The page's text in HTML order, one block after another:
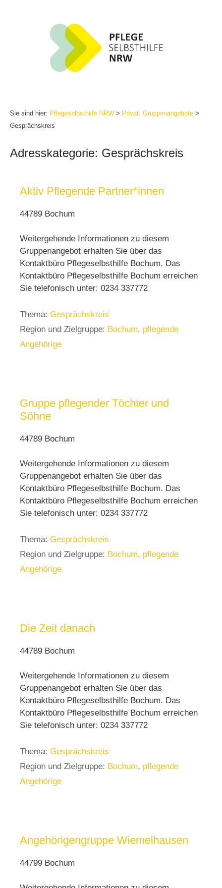
Sie sind hier: Pflegeselbsthilfe NRW > Privat: Gruppenangebote >
Gesprächskreis
Adresskategorie: Gesprächskreis
Aktiv Pflegende Partner*innen
44789 Bochum
Weitergehende Informationen zu diesem
Gruppenangebot erhalten Sie über das
Kontaktbüro Pflegeselbsthilfe Bochum. Das
Kontaktbüro Pflegeselbsthilfe Bochum erreichen
Sie telefonisch unter: 0234 337772
Thema: Gesprächskreis
Region und Zielgruppe: Bochum, pflegende
Angehörige
Gruppe pflegender Töchter und
Söhne
44789 Bochum
Weitergehende Informationen zu diesem
Gruppenangebot erhalten Sie über das
Kontaktbüro Pflegeselbsthilfe Bochum. Das
Kontaktbüro Pflegeselbsthilfe Bochum erreichen
Sie telefonisch unter: 0234 337772
Thema: Gesprächskreis
Region und Zielgruppe: Bochum, pflegende
Angehörige
Die Zeit danach
44789 Bochum
Weitergehende Informationen zu diesem
Gruppenangebot erhalten Sie über das
Kontaktbüro Pflegeselbsthilfe Bochum. Das
Kontaktbüro Pflegeselbsthilfe Bochum erreichen
Sie telefonisch unter: 0234 337772
Thema: Gesprächskreis
Region und Zielgruppe: Bochum, pflegende
Angehörige
Angehörigengruppe Wiemelhausen
44799 Bochum